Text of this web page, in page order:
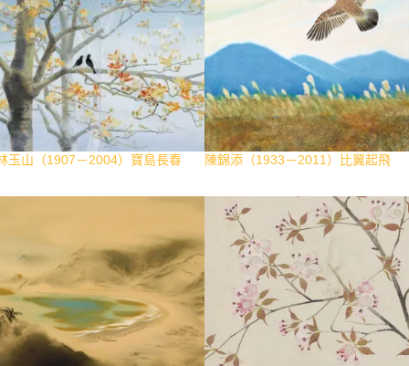
玉山（1907－2004）寶島長春 陳錦添（1933－2011）比翼起飛